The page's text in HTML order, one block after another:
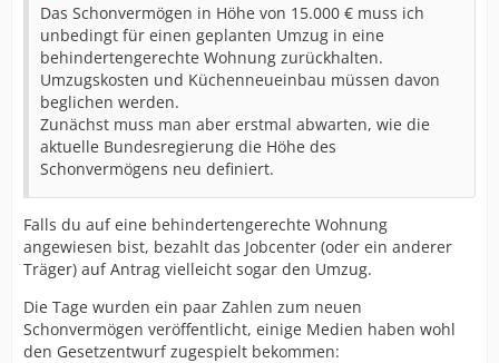
Das Schonvermögen in Höhe von 15.000 € muss ich
unbedingt für einen geplanten Umzug in eine
behindertengerechte Wohnung zurückhalten.
Umzugskosten und Küchenneueinbau müssen davon
beglichen werden.
Zunächst muss man aber erstmal abwarten, wie die
aktuelle Bundesregierung die Höhe des
Schonvermögens neu definiert.
Falls du auf eine behindertengerechte Wohnung
angewiesen bist, bezahlt das Jobcenter (oder ein anderer
Träger) auf Antrag vielleicht sogar den Umzug.
Die Tage wurden ein paar Zahlen zum neuen
Schonvermögen veröffentlicht, einige Medien haben wohl
den Gesetzentwurf zugespielt bekommen: